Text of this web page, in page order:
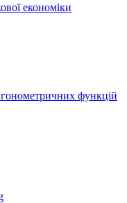
економіки
функцій